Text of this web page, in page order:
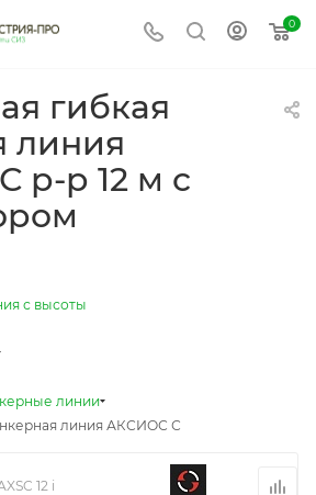
0
гибкая
линия
р-р 12 м с
с высоты
линии
линия АКСИОС С
12 i